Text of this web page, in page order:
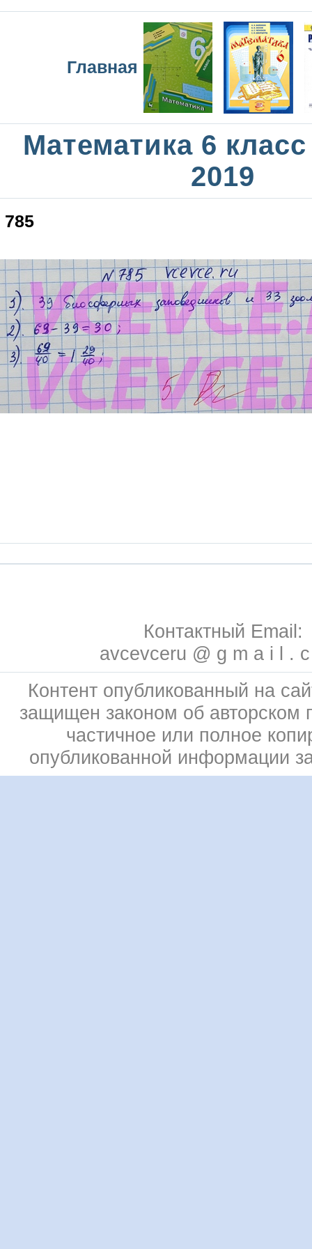
Главная
Математика 6
2019
785
Контактный Email:
avcevceru @ g m a i l .
Контент опубликованный на
защищен законом об авторском
частичное или полное
опубликованной информации